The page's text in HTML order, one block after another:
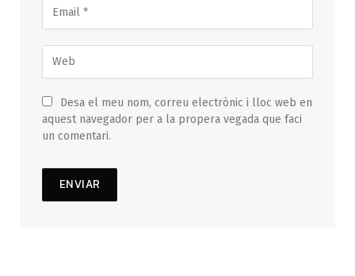
Desa el meu nom, correu electrònic i lloc web en
aquest navegador per a la propera vegada que faci
un comentari.